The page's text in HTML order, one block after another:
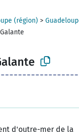
(région) >
d'outre-mer de la